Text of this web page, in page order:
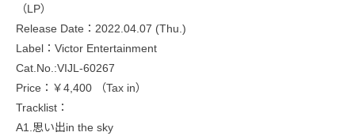
（LP）
Release Date：2022.04.07 (Thu.)
Label：Victor Entertainment
Cat.No.:VIJL-60267
Price：￥4,400 （Tax in）
Tracklist：
A1.思い出in the sky